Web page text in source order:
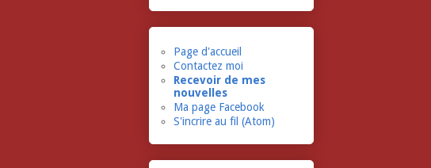
Page d'accueil
Contactez moi
Recevoir de mes
nouvelles
Ma page Facebook
S'incrire au fil (Atom)